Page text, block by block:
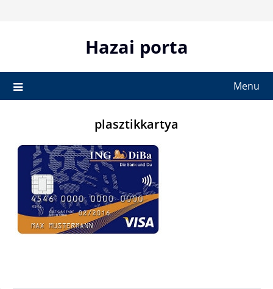
Hazai porta
Menu
plasztikkartya